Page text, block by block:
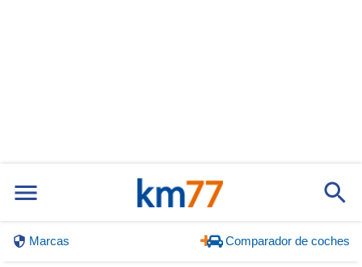
Marcas Comparador de coches